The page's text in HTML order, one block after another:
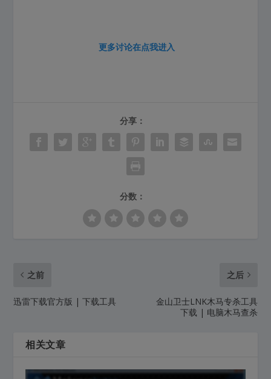
更多讨论在点我进入
分享：
分数：
之前
迅雷下载官方版 | 下载工具
之后
金山卫士LNK木马专杀工具
下载 | 电脑木马查杀
相关文章